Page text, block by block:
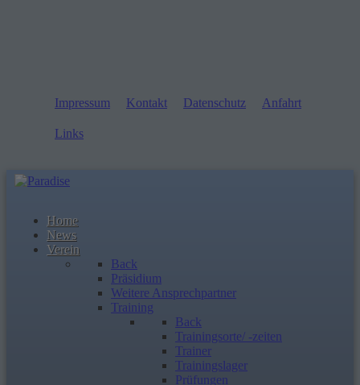
Impressum Kontakt Datenschutz Anfahrt
Links
Home
News
Verein
Back
Präsidium
Weitere Ansprechpartner
Training
Back
Trainingsorte/ -zeiten
Trainer
Trainingslager
Prüfungen